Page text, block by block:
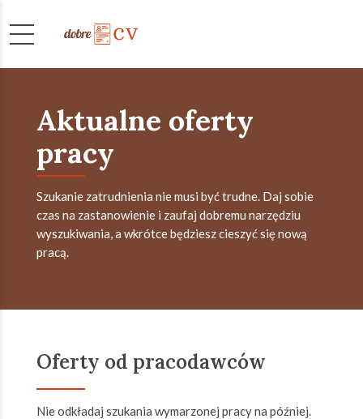
Aktualne oferty
pracy
Szukanie zatrudnienia nie musi być trudne. Daj sobie
czas na zastanowienie i zaufaj dobremu narzędziu
wyszukiwania, a wkrótce będziesz cieszyć się nową
pracą.
Oferty od pracodawców
Nie odkładaj szukania wymarzonej pracy na później.